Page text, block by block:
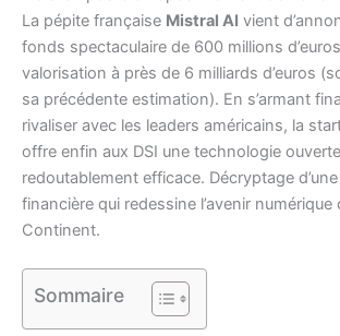
La pépite française Mistral AI vient
fonds spectaculaire de 600 millions
valorisation à près de 6 milliards d’euros
sa précédente estimation). En s’armant
rivaliser avec les leaders américains, la
offre enfin aux DSI une technologie
redoutablement efficace. Décryptage
financière qui redessine l’avenir numérique
Continent.
Sommaire